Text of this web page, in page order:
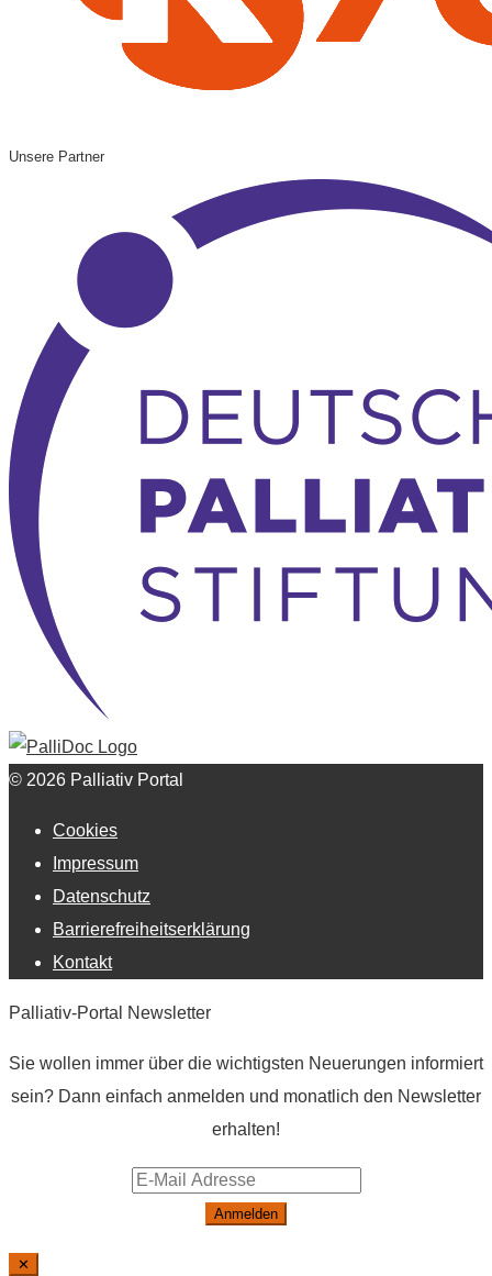
Unsere Partner
© 2026 Palliativ Portal
Cookies
Impressum
Datenschutz
Barrierefreiheitserklärung
Kontakt
Palliativ-Portal Newsletter
Sie wollen immer über die wichtigsten Neuerungen informiert
sein? Dann einfach anmelden und monatlich den Newsletter
erhalten!
Anmelden
✕